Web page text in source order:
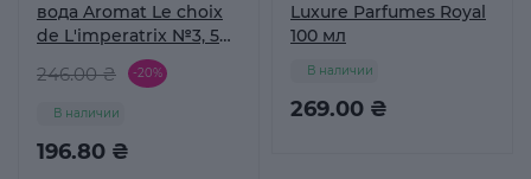
вода Aromat Le choix
de L'imperatrix №3, 50
246.00 ₴ -20%
196.80 ₴
В наличии
Luxure Parfumes Royal
100 мл
269.00 ₴
В наличии